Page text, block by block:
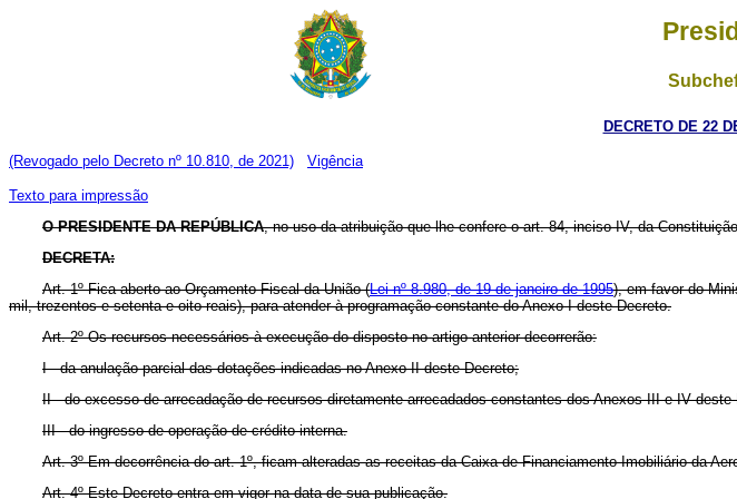
DECRETO DE 22
(Revogado pelo Decreto nº 10.810, de 2021) Vigência
Texto para impressão
O PRESIDENTE DA REPÚBLICA, no uso da atribuição que lhe confere o art. 84, inciso IV, da
DECRETA:
Art. 1º Fica aberto ao Orçamento Fiscal da União (Lei nº 8.980, de 19 de janeiro de 1995), em favor do
mil, trezentos e setenta e oito reais), para atender à programação constante do Anexo I deste Decreto.
Art. 2º Os recursos necessários à execução do disposto no artigo anterior decorrerão:
I - da anulação parcial das dotações indicadas no Anexo II deste Decreto;
II - do excesso de arrecadação de recursos diretamente arrecadados constantes dos Anexos III e IV deste
III - do ingresso de operação de crédito interna.
Art. 3º Em decorrência do art. 1º, ficam alteradas as receitas da Caixa de Financiamento Imobiliário da
Art. 4º Este Decreto entra em vigor na data de sua publicação.